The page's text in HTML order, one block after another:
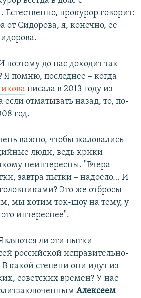
прокурор говорит:
Сидорова, я, конечно, ее
поэтому до нас доходит так
Я помню, последнее – когда
писала в 2013 году из
если отматывать назад, то, по-
год.
важно, чтобы жаловались
люди, ведь крики
неинтересны. "Вчера
завтра пытки – надоело… И
Это же отбросы
мы хотим ток-шоу на тему, у
интереснее".
ли эти пытки
российской исправительно-
какой степени они идут из
советских времен? У нас
Алексеем